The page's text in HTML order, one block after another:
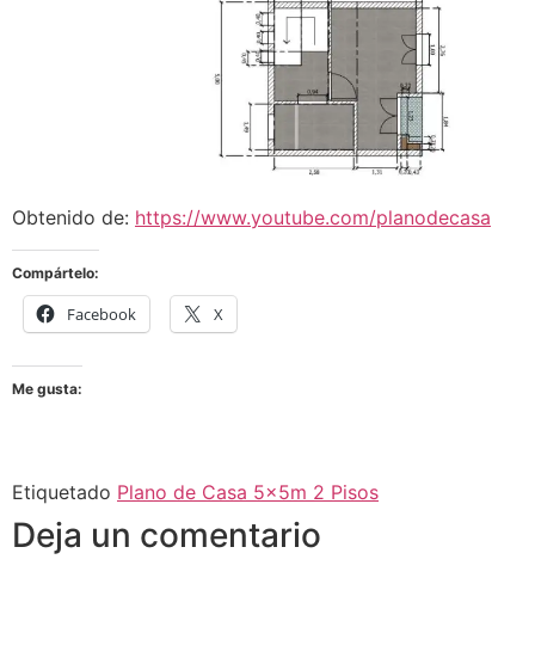
Obtenido de: https://www.youtube.com/planodecasa
Compártelo:
Facebook X
Me gusta:
Etiquetado Plano de Casa 5x5m 2 Pisos
Deja un comentario